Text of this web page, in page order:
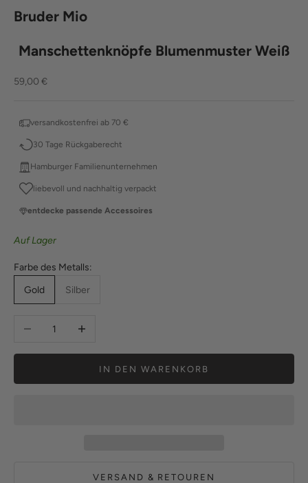
Bruder Mio
Manschettenknöpfe Blumenmuster Weiß
Angebot
59,00 €
versandkostenfrei ab 70 €
30 Tage Rückgaberecht
Hamburger Familienunternehmen
liebevoll und nachhaltig verpackt
entdecke passende Accessoires
Auf Lager
Farbe des Metalls:
Gold
Silber
Anzahl verringernAnzahl erhöhen
IN DEN WARENKORB
VERSAND & RETOUREN